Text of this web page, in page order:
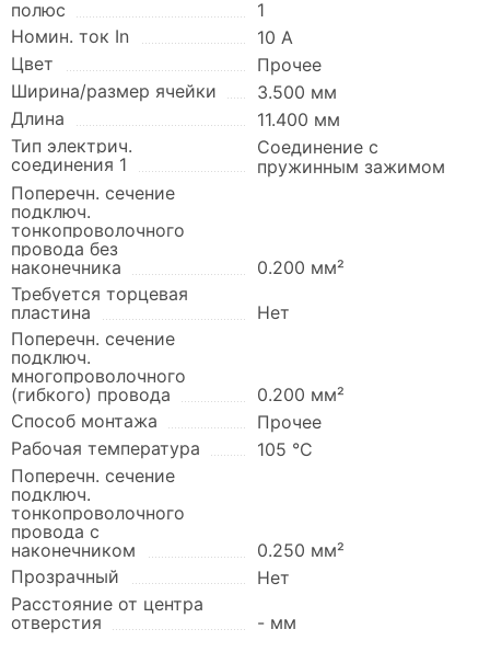
полюс
1
Номин. ток In
10 А
Цвет
Прочее
Ширина/размер ячейки
3.500 мм
Длина
11.400 мм
Тип электрич.
соединения 1
Соединение с
пружинным зажимом
Поперечн. сечение
подключ.
тонкопроволочного
провода без
наконечника
0.200 мм²
Требуется торцевая
пластина
Нет
Поперечн. сечение
подключ.
многопроволочного
(гибкого) провода
0.200 мм²
Способ монтажа
Прочее
Рабочая температура
105 °C
Поперечн. сечение
подключ.
тонкопроволочного
провода с
наконечником
0.250 мм²
Прозрачный
Нет
Расстояние от центра
отверстия
- мм